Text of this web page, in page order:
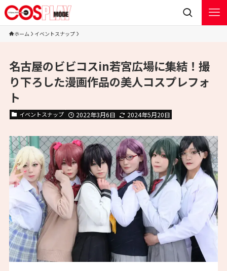
ホーム イベントスナップ
名古屋のビビコスin若宮広場に集結！撮
り下ろした漫画作品の美人コスプレフォ
ト
イベントスナップ 2022年3月6日 2024年5月20日